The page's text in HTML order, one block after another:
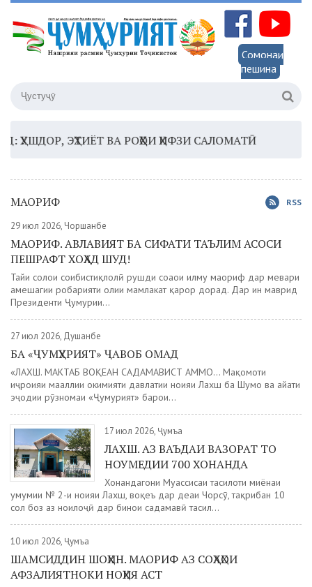
Сомонаи
пешина
ЭҲТИЁТ ВА РОҲҲОИ ҲИФЗИ САЛОМАТӢ16:35 –
МАОРИФ RSS
29 июл 2026, Чоршанбе
МАОРИФ. АВЛАВИЯТ БА СИФАТИ ТАЪЛИМ АСОСИ
ПЕШРАФТ ХОҲАД ШУД!
Тайи солҳои соҳибистиқлолӣ рушди соҳаҳои илму маориф дар меҳвари
ҳамешагии роҳбарияти олии мамлакат қарор дорад. Дар ин маврид
Президенти Ҷумҳурии...
27 июл 2026, Душанбе
БА «ҶУМҲУРИЯТ» ҶАВОБ ОМАД
«ЛАХШ. МАКТАБ ВОҚЕАН САДАМАВИСТ АММО... Мақомоти
иҷроияи маҳаллии ҳокимияти давлатии ноҳияи Лахш ба Шумо ва ҳайати
эҷодии рӯзномаи «Ҷумҳурият» барои...
17 июл 2026, Ҷумъа
ЛАХШ. АЗ ВАЪДАИ ВАЗОРАТ ТО
НОУМЕДИИ 700 ХОНАНДА
Хонандагони Муассисаи таҳсилоти миёнаи
умумии № 2-и ноҳияи Лахш, воқеъ дар деҳаи Чорсӯ, тақрибан 10
сол боз аз ноилоҷӣ дар бинои садамавӣ таҳсил...
10 июл 2026, Ҷумъа
ШАМСИДДИН ШОҲИН. МАОРИФ АЗ СОҲАҲОИ
АФЗАЛИЯТНОКИ НОҲИЯ АСТ